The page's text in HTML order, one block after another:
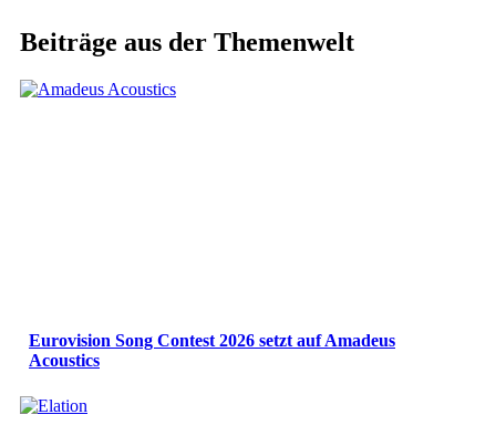
Beiträge aus der Themenwelt
Eurovision Song Contest 2026 setzt auf Amadeus
Acoustics